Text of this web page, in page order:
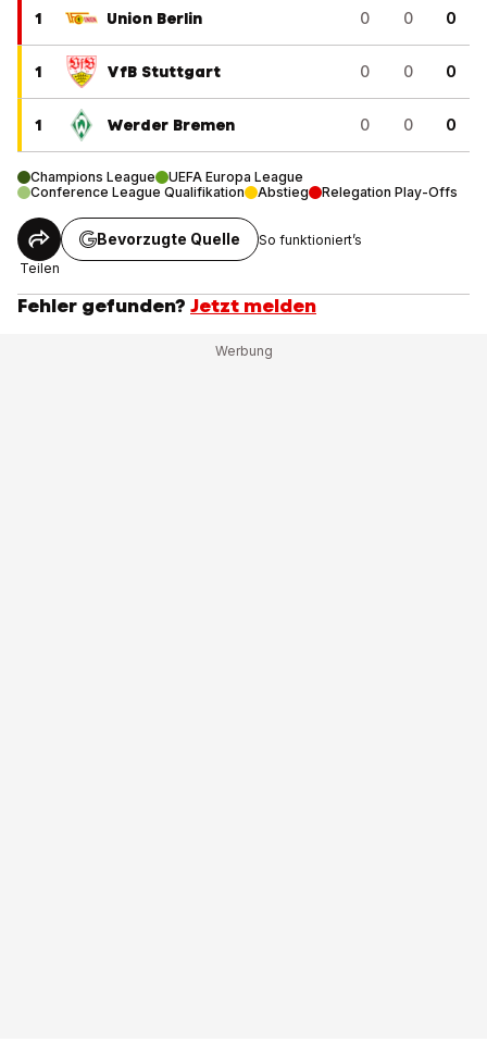
1 Union Berlin 0 0 0
1 VfB Stuttgart 0 0 0
1 Werder Bremen 0 0 0
Champions League
UEFA Europa League
Conference League Qualifikation
Abstieg Relegation Play-Offs
Teilen
Bevorzugte Quelle So funktioniert’s
Fehler gefunden? Jetzt melden